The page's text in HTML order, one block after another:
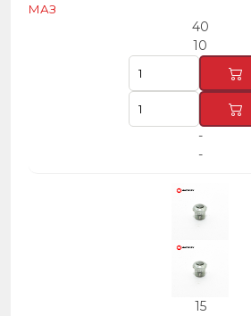
МАЗ
40
10
-
-
15